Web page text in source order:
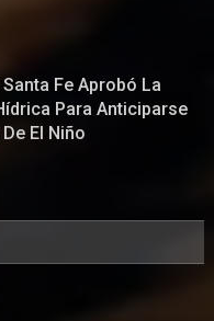
Fe Aprobó La
Para Anticiparse
El Niño